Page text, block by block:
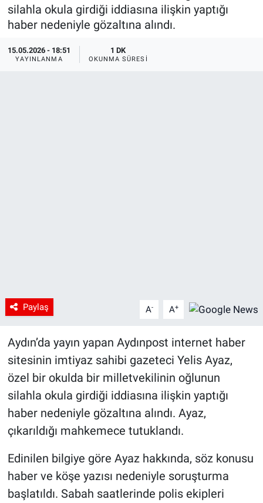
silahla okula girdiği iddiasına ilişkin yaptığı
haber nedeniyle gözaltına alındı.
15.05.2026 - 18:51
YAYINLANMA
1 DK
OKUNMA SÜRESI
Paylaş A- A+
Aydın’da yayın yapan Aydınpost internet haber
sitesinin imtiyaz sahibi gazeteci Yelis Ayaz,
özel bir okulda bir milletvekilinin oğlunun
silahla okula girdiği iddiasına ilişkin yaptığı
haber nedeniyle gözaltına alındı. Ayaz,
çıkarıldığı mahkemece tutuklandı.
Edinilen bilgiye göre Ayaz hakkında, söz konusu
haber ve köşe yazısı nedeniyle soruşturma
başlatıldı. Sabah saatlerinde polis ekipleri